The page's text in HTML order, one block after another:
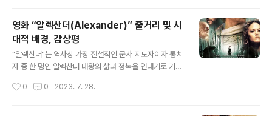
면, 1930년대 프랑스의 암울한 배경을 배경으로 이야기는
카리스마 있고 근심 없는 금고털이범 앙리 샤리에르와 함
께 시작됩니다. 회색빛 그림자 속에서 그는 자신이 고발의
그물에 걸려 자신이 단호하게 부인하는 범죄인 포주 살해
에 대해 선고를 받는다는 것을 알게 됩니다. 가슴에 나비 문
랑스령 기아나 한가운데에 위치한 악명 높은 악마의 섬 형
영화 “알렉산더(Alexander)” 줄거리 및 시
대적 배경, 감상평
"알렉산더"는 역사상 가장 전설적인 군사 지도자이자 통치
자 중 한 명인 알렉산더 대왕의 삶과 정복을 연대기로 기록
입니다. 그의 야심 찬 군사 작전에 걸쳐 영화는 그의 성격과
0 0 2023. 7. 28.